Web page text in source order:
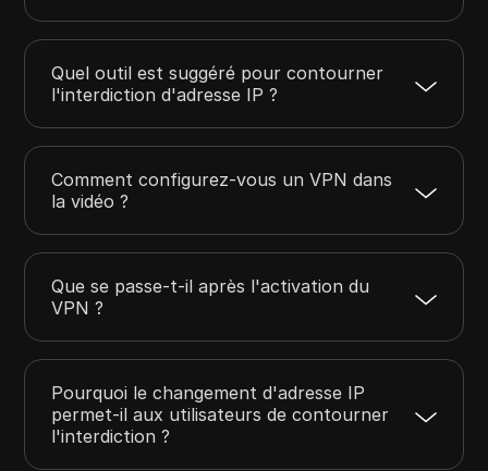
Quel outil est suggéré pour contourner
l'interdiction d'adresse IP ?
Comment configurez-vous un VPN dans
la vidéo ?
Que se passe-t-il après l'activation du
VPN ?
Pourquoi le changement d'adresse IP
permet-il aux utilisateurs de contourner
l'interdiction ?